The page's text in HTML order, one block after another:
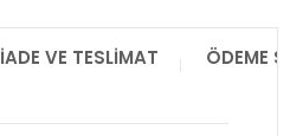
İADE VE TESLIMAT ÖDEME